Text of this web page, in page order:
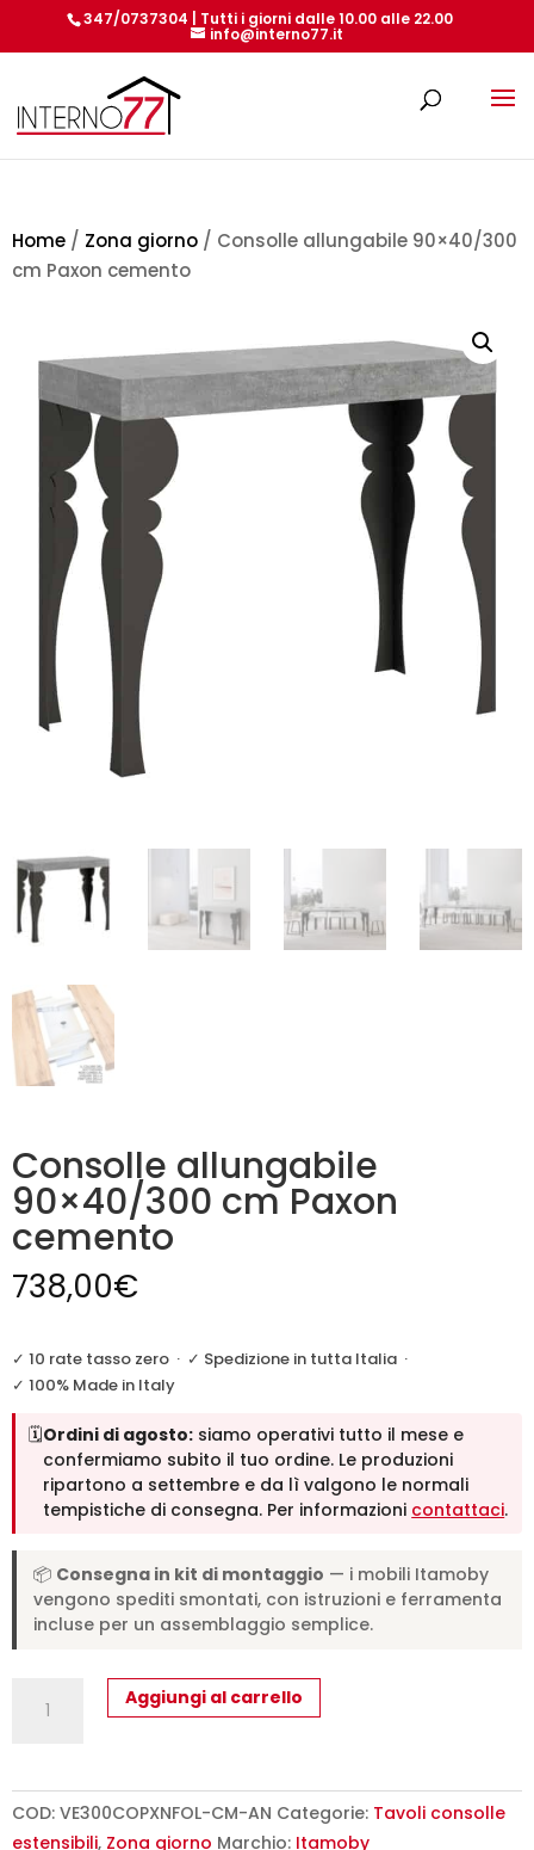
347/0737304 | Tutti i giorni dalle 10.00 alle 22.00
info@interno77.it
Home / Zona giorno / Consolle allungabile 90×40/300
cm Paxon cemento
Consolle allungabile
90×40/300 cm Paxon
cemento
738,00€
✓ 10 rate tasso zero · ✓ Spedizione in tutta Italia ·
✓ 100% Made in Italy
🗓️Ordini di agosto: siamo operativi tutto il mese e
confermiamo subito il tuo ordine. Le produzioni
ripartono a settembre e da lì valgono le normali
tempistiche di consegna. Per informazioni contattaci.
📦 Consegna in kit di montaggio — i mobili Itamoby
vengono spediti smontati, con istruzioni e ferramenta
incluse per un assemblaggio semplice.
allungabile
Paxon
cemento
Aggiungi al carrello
COD: VE300COPXNFOL-CM-AN Categorie: Tavoli consolle
estensibili, Zona giorno Marchio: Itamoby